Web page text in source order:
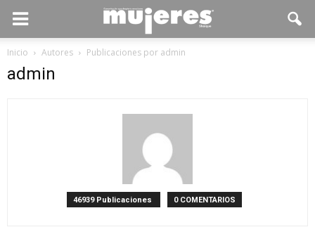
Inicio Autores Publicaciones por admin
admin
46939 Publicaciones 0 COMENTARIOS